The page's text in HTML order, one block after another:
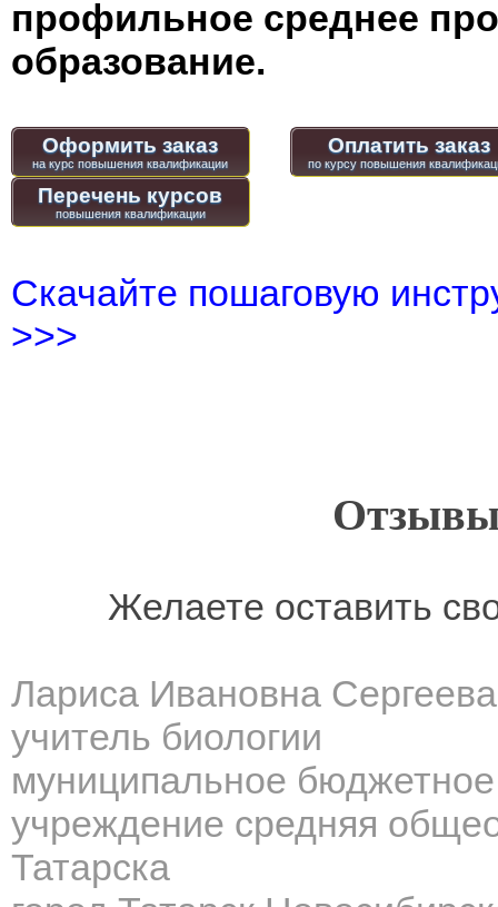
профильное среднее
образование.
Оформить заказ Оплатить заказ
Перечень курсов
повышения квалификации
Скачайте пошаговую
>>>
Желаете оставить
Лариса Ивановна Сергеева
учитель биологии
муниципальное
учреждение средняя
Татарска